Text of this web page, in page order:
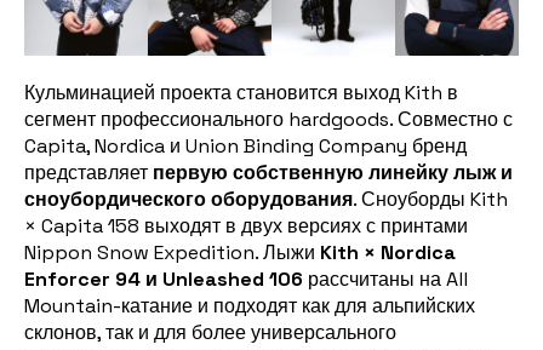
Кульминацией проекта становится выход Kith в
сегмент профессионального hardgoods. Совместно с
Capita, Nordica и Union Binding Company бренд
представляет первую собственную линейку лыж и
сноубордического оборудования. Сноуборды Kith
× Capita 158 выходят в двух версиях с принтами
Nippon Snow Expedition. Лыжи Kith × Nordica
Enforcer 94 и Unleashed 106 рассчитаны на All
Mountain-катание и подходят как для альпийских
склонов, так и для более универсального